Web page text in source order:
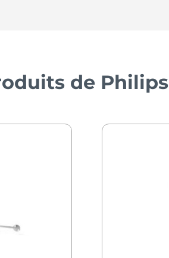
de Philips